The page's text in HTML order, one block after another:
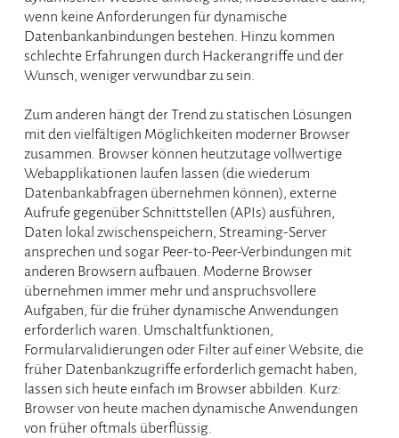
wenn keine Anforderungen für dynamische
Datenbankanbindungen bestehen. Hinzu kommen
schlechte Erfahrungen durch Hackerangriffe und der
Wunsch, weniger verwundbar zu sein.
Zum anderen hängt der Trend zu statischen Lösungen
mit den vielfältigen Möglichkeiten moderner Browser
zusammen. Browser können heutzutage vollwertige
Webapplikationen laufen lassen (die wiederum
Datenbankabfragen übernehmen können), externe
Aufrufe gegenüber Schnittstellen (APIs) ausführen,
Daten lokal zwischenspeichern, Streaming-Server
ansprechen und sogar Peer-to-Peer-Verbindungen mit
anderen Browsern aufbauen. Moderne Browser
übernehmen immer mehr und anspruchsvollere
Aufgaben, für die früher dynamische Anwendungen
erforderlich waren. Umschaltfunktionen,
Formularvalidierungen oder Filter auf einer Website, die
früher Datenbankzugriffe erforderlich gemacht haben,
lassen sich heute einfach im Browser abbilden. Kurz:
Browser von heute machen dynamische Anwendungen
von früher oftmals überflüssig.